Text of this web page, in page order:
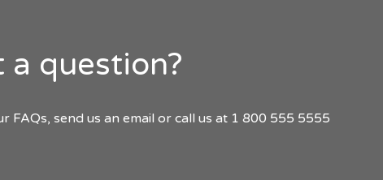
a question?
FAQs, send us an email or call us at 1 800 555 5555